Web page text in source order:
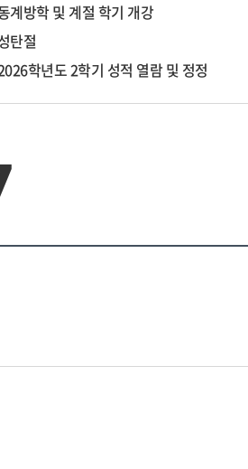
계방학 및 계절 학기 개강
탄절
학년도 2학기 성적 열람 및 정정